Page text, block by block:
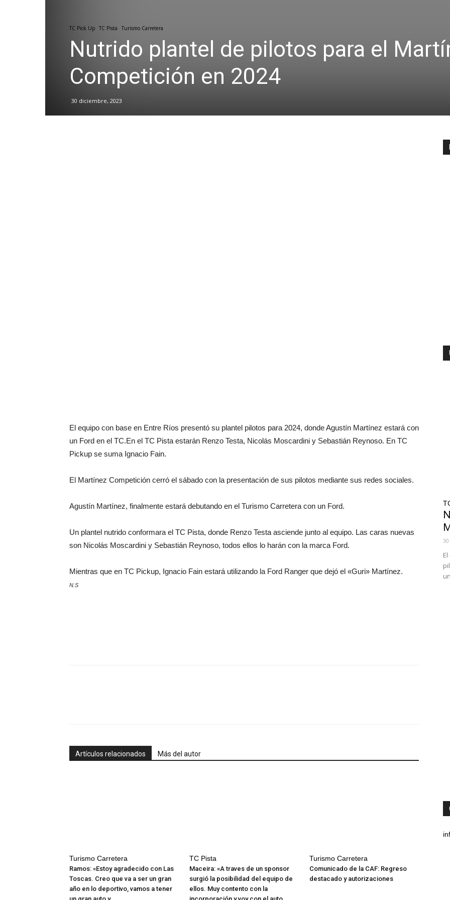
TC Pick Up TC Pista Turismo Carretera
Nutrido plantel de pilotos para el
Competición en 2024
30 diciembre, 2023
El equipo con base en Entre Ríos presentó su plantel pilotos para 2024, donde Agustín Martínez estará con
un Ford en el TC.En el TC Pista estarán Renzo Testa, Nicolás Moscardini y Sebastián Reynoso. En TC
Pickup se suma Ignacio Fain.
El Martínez Competición cerró el sábado con la presentación de sus pilotos mediante sus redes sociales.
Agustín Martínez, finalmente estará debutando en el Turismo Carretera con un Ford.
Un plantel nutrido conformara el TC Pista, donde Renzo Testa asciende junto al equipo. Las caras nuevas
son Nicolás Moscardini y Sebastián Reynoso, todos ellos lo harán con la marca Ford.
Mientras que en TC Pickup, Ignacio Fain estará utilizando la Ford Ranger que dejó el «Guri» Martínez.
N.S
Artículos relacionados Más del autor
Turismo Carretera
Ramos: «Estoy agradecido con Las
Toscas. Creo que va a ser un gran
año en lo deportivo, vamos a tener
TC Pista
Maceira: «A traves de un sponsor
surgió la posibilidad del equipo de
ellos. Muy contento con la
Turismo Carretera
Comunicado de la CAF: Regreso
destacado y autorizaciones